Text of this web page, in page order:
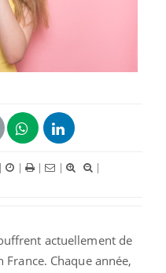
| | | |
|
actuellement de
France. Chaque année,